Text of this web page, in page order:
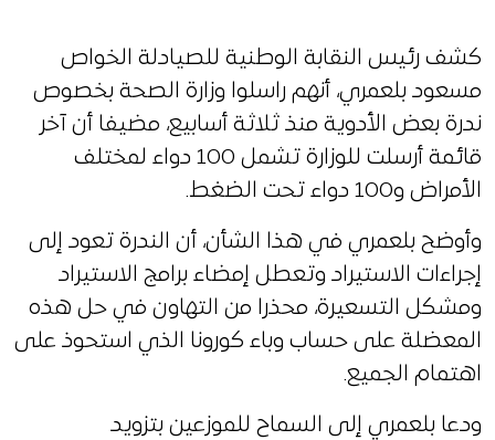
كشف رئيس النقابة الوطنية للصيادلة الخواص
مسعود بلعمري، أنهم راسلوا وزارة الصحة بخصوص
ندرة بعض الأدوية منذ ثلاثة أسابيع، مضيفا أن آخر
قائمة أرسلت للوزارة تشمل 100 دواء لمختلف
الأمراض و100 دواء تحت الضغط.
وأوضح بلعمري في هذا الشأن، أن الندرة تعود إلى
إجراءات الاستيراد وتعطل إمضاء برامج الاستيراد
ومشكل التسعيرة، محذرا من التهاون في حل هذه
المعضلة على حساب وباء كورونا الذي استحوذ على
اهتمام الجميع.
ودعا بلعمري إلى السماح للموزعين بتزويد